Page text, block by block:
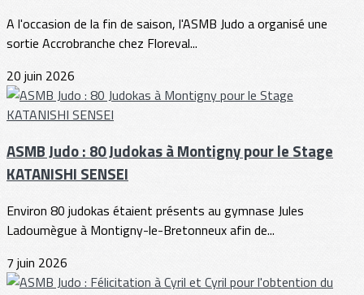
A l'occasion de la fin de saison, l'ASMB Judo a organisé une
sortie Accrobranche chez Floreval...
20 juin 2026
ASMB Judo : 80 Judokas à Montigny pour le Stage
KATANISHI SENSEI
Environ 80 judokas étaient présents au gymnase Jules
Ladoumègue à Montigny-le-Bretonneux afin de...
7 juin 2026